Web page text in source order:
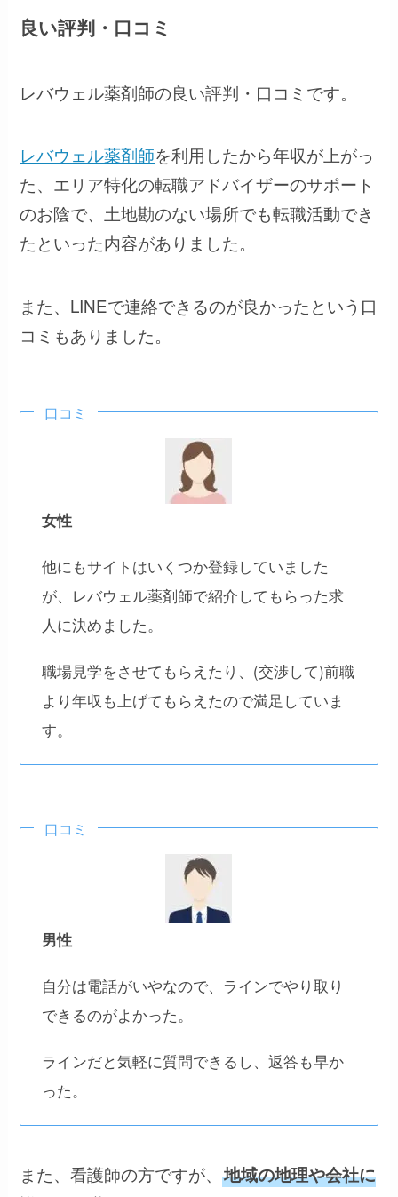
良い評判・口コミ
レバウェル薬剤師の良い評判・口コミです。
レバウェル薬剤師を利用したから年収が上がっ
た、エリア特化の転職アドバイザーのサポート
のお陰で、土地勘のない場所でも転職活動でき
たといった内容がありました。
また、LINEで連絡できるのが良かったという口
コミもありました。
口コミ
女性
他にもサイトはいくつか登録していました
が、レバウェル薬剤師で紹介してもらった求
人に決めました。
職場見学をさせてもらえたり、(交渉して)前職
より年収も上げてもらえたので満足していま
す。
口コミ
男性
自分は電話がいやなので、ラインでやり取り
できるのがよかった。
ラインだと気軽に質問できるし、返答も早か
った。
また、看護師の方ですが、地域の地理や会社に